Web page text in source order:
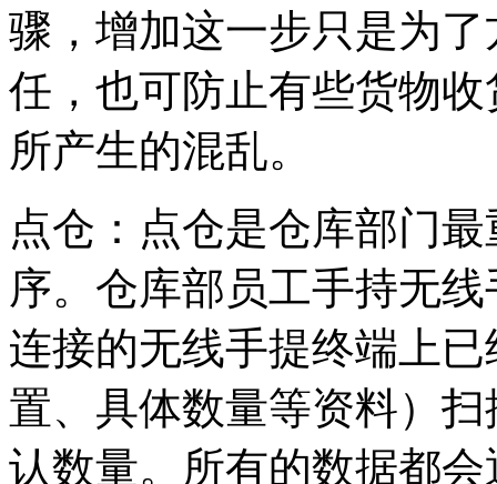
骤，增加这一步只是为
任，也可防止有些货物
所产生的混乱。
点仓：点仓是仓库部门
序。仓库部员工手持无
连接的无线手提终端上
置、具体数量等资料）
认数量。所有的数据都